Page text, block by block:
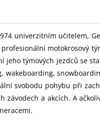
univerzitním učitelem,
motokrosový
jeho týmových jezdců se
wakeboarding,
svobodu pohybu při
a akcích. A